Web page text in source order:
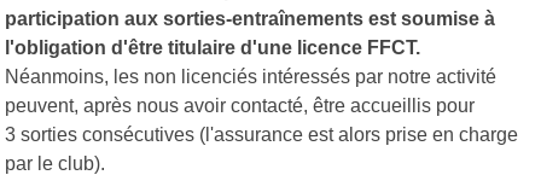
participation aux sorties-entraînements est soumise à
l'obligation d'être titulaire d'une licence FFCT.
Néanmoins, les non licenciés intéressés par notre activité
peuvent, après nous avoir contacté, être accueillis pour
3 sorties consécutives (l'assurance est alors prise en charge
par le club).